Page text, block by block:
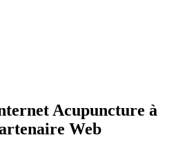
Acupuncture à
Web